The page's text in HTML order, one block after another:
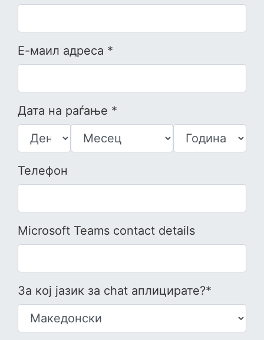
Е-маил адреса *
Дата на раѓање *
Телефон
Microsoft Teams contact details
За кој јазик за chat аплицирате?*